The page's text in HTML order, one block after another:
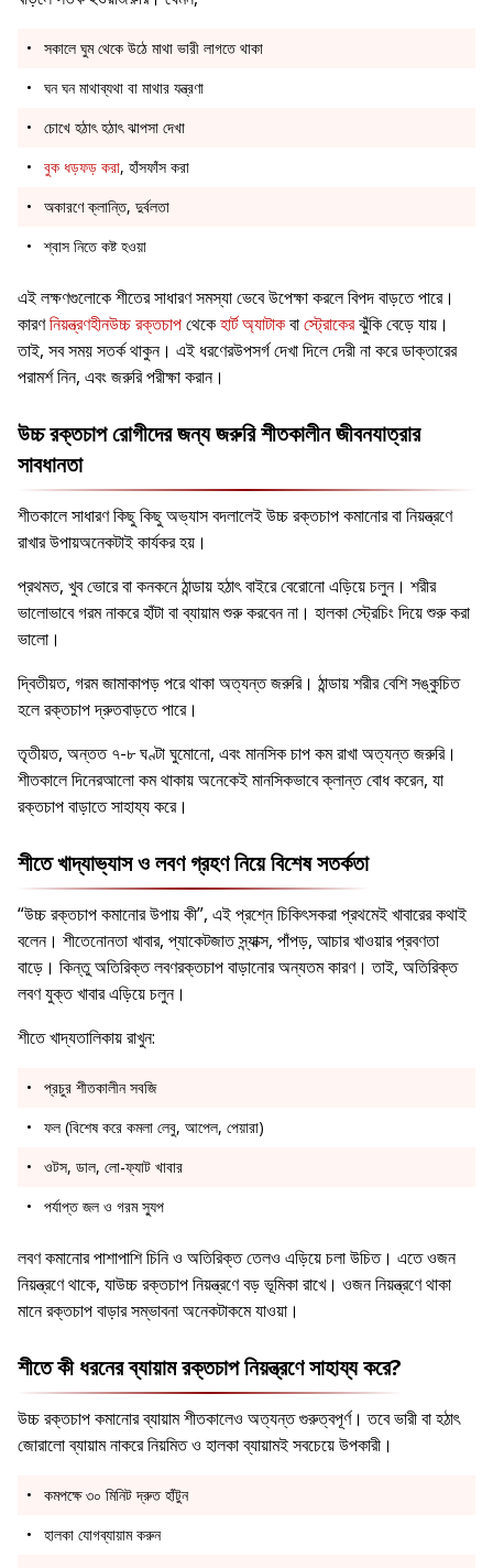
সকালে ঘুম থেকে উঠে মাথা ভারী লাগতে থাকা
ঘন ঘন মাথাব্যথা বা মাথার যন্ত্রণা
চোখে হঠাৎ হঠাৎ ঝাপসা দেখা
বুক ধড়ফড় করা, হাঁসফাঁস করা
অকারণে ক্লান্তি, দুর্বলতা
শ্বাস নিতে কষ্ট হওয়া
এই লক্ষণগুলোকে শীতের সাধারণ সমস্যা ভেবে উপেক্ষা করলে বিপদ বাড়তে পারে।
কারণনিয়ন্ত্রণহীনউচ্চ রক্তচাপথেকেহার্ট অ্যাটাকবাস্ট্রোকেরঝুঁকি বেড়ে যায়।
তাই, সব সময় সতর্ক থাকুন। এই ধরণেরউপসর্গ দেখা দিলে দেরী না করে ডাক্তারের
পরামর্শ নিন, এবং জরুরি পরীক্ষা করান।
উচ্চ রক্তচাপ রোগীদের জন্য জরুরি শীতকালীন জীবনযাত্রার
সাবধানতা
শীতকালে সাধারণ কিছু কিছু অভ্যাস বদলালেই উচ্চ রক্তচাপ কমানোর বা নিয়ন্ত্রণে
রাখার উপায়অনেকটাই কার্যকর হয়।
প্রথমত, খুব ভোরে বা কনকনে ঠান্ডায় হঠাৎ বাইরে বেরোনো এড়িয়ে চলুন। শরীর
ভালোভাবে গরম নাকরে হাঁটা বা ব্যায়াম শুরু করবেন না। হালকা স্ট্রেচিং দিয়ে শুরু করা
ভালো।
দ্বিতীয়ত, গরম জামাকাপড় পরে থাকা অত্যন্ত জরুরি। ঠান্ডায় শরীর বেশি সঙ্কুচিত
হলে রক্তচাপ দ্রুতবাড়তে পারে।
তৃতীয়ত, অন্তত ৭-৮ ঘণ্টা ঘুমোনো, এবং মানসিক চাপ কম রাখা অত্যন্ত জরুরি।
শীতকালে দিনেরআলো কম থাকায় অনেকেই মানসিকভাবে ক্লান্ত বোধ করেন, যা
রক্তচাপ বাড়াতে সাহায্য করে।
শীতে খাদ্যাভ্যাস ও লবণ গ্রহণ নিয়ে বিশেষ সতর্কতা
“উচ্চ রক্তচাপ কমানোর উপায় কী”, এই প্রশ্নে চিকিৎসকরা প্রথমেই খাবারের কথাই
বলেন। শীতেনোনতা খাবার, প্যাকেটজাত স্ন্যাক্স, পাঁপড়, আচার খাওয়ার প্রবণতা
বাড়ে। কিন্তু অতিরিক্ত লবণরক্তচাপ বাড়ানোর অন্যতম কারণ। তাই, অতিরিক্ত
লবণ যুক্ত খাবার এড়িয়ে চলুন।
শীতে খাদ্যতালিকায় রাখুন:
প্রচুর শীতকালীন সবজি
ফল (বিশেষ করে কমলা লেবু, আপেল, পেয়ারা)
ওটস, ডাল, লো-ফ্যাট খাবার
পর্যাপ্ত জল ও গরম স্যুপ
লবণ কমানোর পাশাপাশি চিনি ও অতিরিক্ত তেলও এড়িয়ে চলা উচিত। এতে ওজন
নিয়ন্ত্রণে থাকে, যাউচ্চ রক্তচাপ নিয়ন্ত্রণে বড় ভূমিকা রাখে। ওজন নিয়ন্ত্রণে থাকা
মানে রক্তচাপ বাড়ার সম্ভাবনা অনেকটাকমে যাওয়া।
শীতে কী ধরনের ব্যায়াম রক্তচাপ নিয়ন্ত্রণে সাহায্য করে?
উচ্চ রক্তচাপ কমানোর ব্যায়াম শীতকালেও অত্যন্ত গুরুত্বপূর্ণ। তবে ভারী বা হঠাৎ
জোরালো ব্যায়াম নাকরে নিয়মিত ও হালকা ব্যায়ামই সবচেয়ে উপকারী।
কমপক্ষে ৩০ মিনিট দ্রুত হাঁটুন
হালকা যোগব্যায়াম করুন